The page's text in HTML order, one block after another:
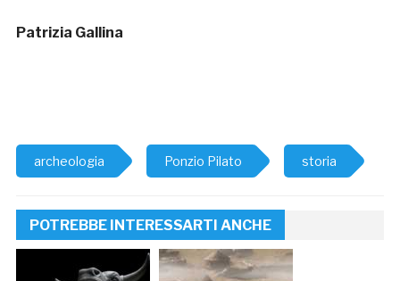
Patrizia Gallina
archeologia Ponzio Pilato storia
POTREBBE INTERESSARTI ANCHE